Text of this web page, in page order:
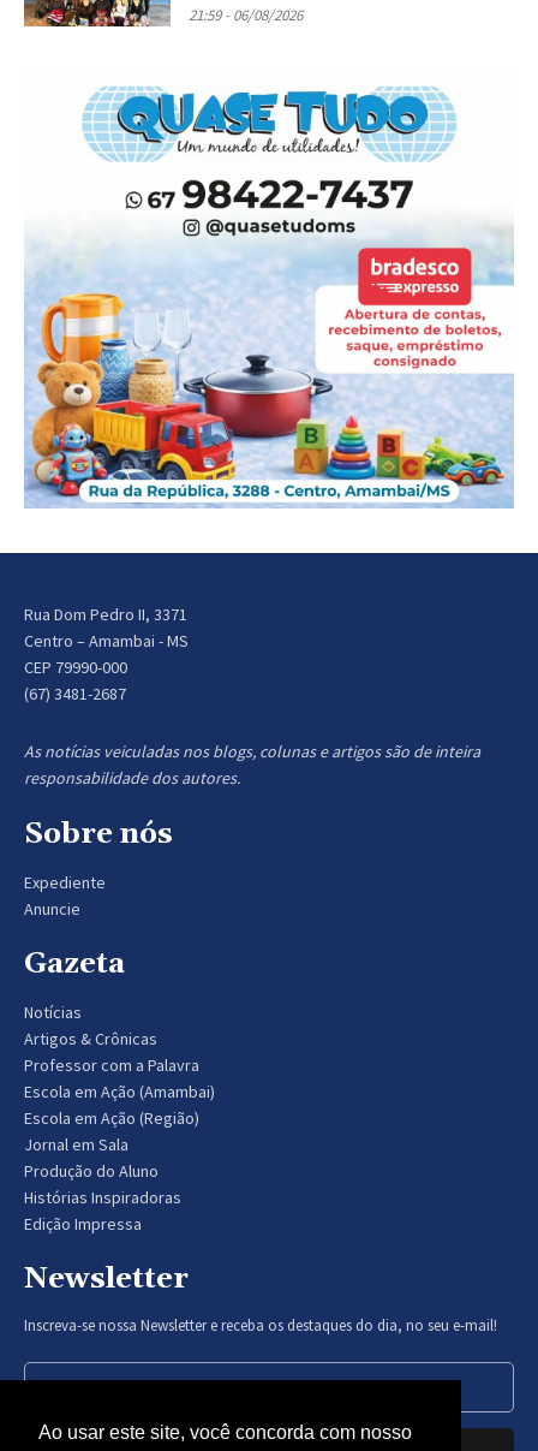
21:59 - 06/08/2026
Rua Dom Pedro II, 3371
Centro – Amambai - MS
CEP 79990-000
(67) 3481-2687
As notícias veiculadas nos blogs, colunas e artigos são de inteira
responsabilidade dos autores.
Sobre nós
Expediente
Anuncie
Gazeta
Notícias
Artigos & Crônicas
Professor com a Palavra
Escola em Ação (Amambai)
Escola em Ação (Região)
Jornal em Sala
Produção do Aluno
Histórias Inspiradoras
Edição Impressa
Newsletter
Inscreva-se nossa Newsletter e receba os destaques do dia, no seu e-mail!
Ao usar este site, você concorda com nosso